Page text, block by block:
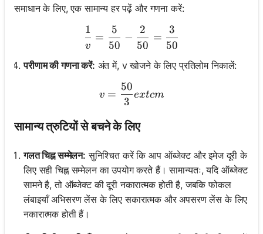
समाधान के लिए, एक सामान्य हर पढ़ें और गणना करें:
\frac{1}{v} =
v
1
=
50
5
−
50
2
=
50
3
परीणाम की गणना करें: अंत में, v खोजने के लिए प्रतिलोम निकालें:
v = \frac{50}{3} ext{ cm}
v =
3
50
extcm
सामान्य त्रुटियों से बचने के लिए
गलत चिह्न सम्मेलन: सुनिश्चित करें कि आप ऑब्जेक्ट और इमेज दूरी के
लिए सही चिह्न सम्मेलन का उपयोग करते हैं। सामान्यतः, यदि ऑब्जेक्ट
सामने है, तो ऑब्जेक्ट की दूरी नकारात्मक होती है, जबकि फोकल
लंबाइयाँ अभिसरण लेंस के लिए सकारात्मक और अपसरण लेंस के लिए
नकारात्मक होती हैं।